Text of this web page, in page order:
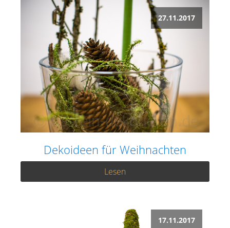
27.11.2017
Dekoideen für Weihnachten
Lesen
17.11.2017